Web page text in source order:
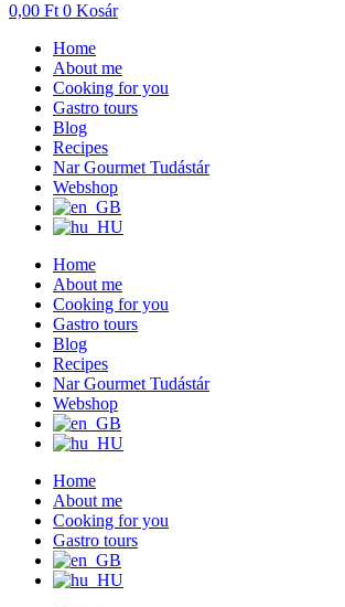
0,00 Ft 0 Kosár
Home
About me
Cooking for you
Gastro tours
Blog
Recipes
Nar Gourmet Tudástár
Webshop
Home
About me
Cooking for you
Gastro tours
Blog
Recipes
Nar Gourmet Tudástár
Webshop
Home
About me
Cooking for you
Gastro tours